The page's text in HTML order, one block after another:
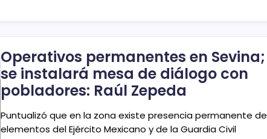
Operativos permanentes en Sevina;
se instalará mesa de diálogo con
pobladores: Raúl Zepeda
Puntualizó que en la zona existe presencia permanente de
elementos del Ejército Mexicano y de la Guardia Civil